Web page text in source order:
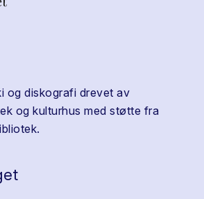
og diskografi drevet av
og kulturhus med støtte fra